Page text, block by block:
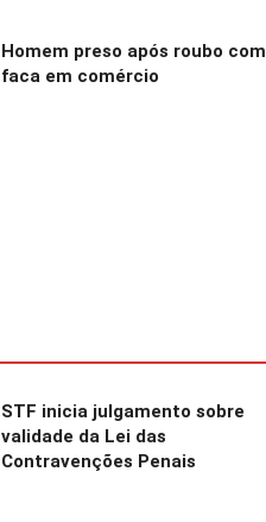
Homem preso após roubo com
faca em comércio
STF inicia julgamento sobre
validade da Lei das
Contravenções Penais